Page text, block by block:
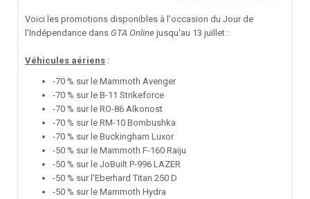
Voici les promotions disponibles à l'occasion du Jour de
l'Indépendance dans GTA Online jusqu'au 13 juillet :
Véhicules aériens :
-70 % sur le Mammoth Avenger
-70 % sur le B-11 Strikeforce
-70 % sur le RO-86 Alkonost
-70 % sur le RM-10 Bombushka
-70 % sur le Buckingham Luxor
-50 % sur le Mammoth F-160 Raiju
-50 % sur le JoBuilt P-996 LAZER
-50 % sur l'Eberhard Titan 250 D
-50 % sur le Mammoth Hydra